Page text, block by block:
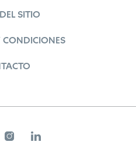
SITIO
CONDICIONES